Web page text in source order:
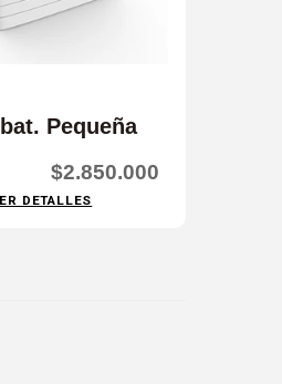
Pequeña
$2.850.000
DETALLES